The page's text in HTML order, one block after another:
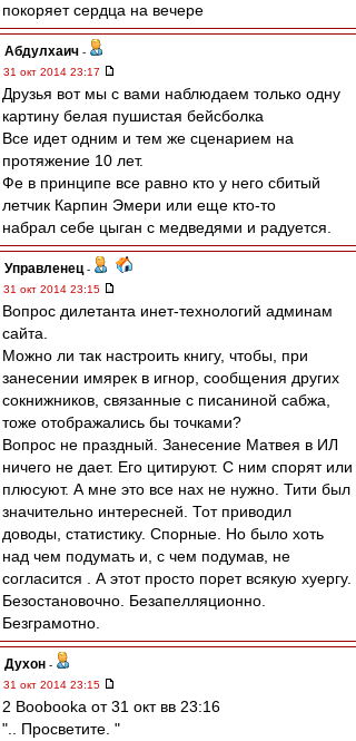
покоряет сердца на вечере
Абдулхаич -
31 окт 2014 23:17
Друзья вот мы с вами наблюдаем только одну
картину белая пушистая бейсболка
Все идет одним и тем же сценарием на
протяжение 10 лет.
Фе в принципе все равно кто у него сбитый
летчик Карпин Эмери или еще кто-то
набрал себе цыган с медведями и радуется.
Управленец -
31 окт 2014 23:15
Вопрос дилетанта инет-технологий админам
сайта.
Можно ли так настроить книгу, чтобы, при
занесении имярек в игнор, сообщения других
сокнижников, связанные с писаниной сабжа,
тоже отображались бы точками?
Вопрос не праздный. Занесение Матвея в ИЛ
ничего не дает. Его цитируют. С ним спорят или
плюсуют. А мне это все нах не нужно. Тити был
значительно интересней. Тот приводил
доводы, статистику. Спорные. Но было хоть
над чем подумать и, с чем подумав, не
согласится . А этот просто порет всякую хуергу.
Безостановочно. Безапелляционно.
Безграмотно.
Духон -
31 окт 2014 23:15
2 Boobooka от 31 окт вв 23:16
".. Просветите. "